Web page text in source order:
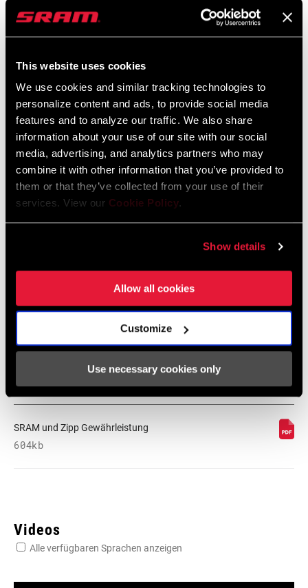
This website uses cookies
We use cookies and similar tracking technologies to
personalize content and ads, to provide social media
features and to analyze our traffic. We also share
information about your use of our site with our social
media, advertising, and analytics partners who may
combine it with other information that you’ve provided to
them or that they’ve collected from your use of their
services. View our Cookie Policy.
Show details
Allow all cookies
Customize
Use necessary cookies only
Sprache: English
96 MB
Sicherheitshinweise
95-4018-009-000 Safety Instructions
Suspension
Sprache:
日本語, 官话, Português,
Español, English, Deutsch
348 KB
Sprache:
SRAM Gewährleistung
SRAM und Zipp Gewährleistung
604kb
Videos
Alle verfügbaren Sprachen anzeigen